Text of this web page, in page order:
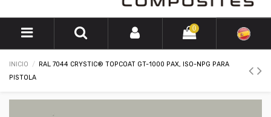
0
INICIO
RAL 7044 CRYSTIC® TOPCOAT GT-1000 PAX, ISO-NPG PARA
PISTOLA